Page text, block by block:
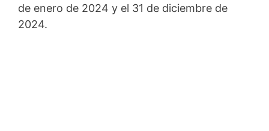
de enero de 2024 y el 31 de diciembre de
2024.